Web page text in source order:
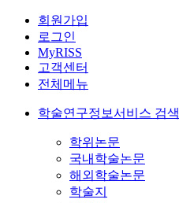
회원가입
로그인
MyRISS
고객센터
전체메뉴
학술연구정보서비스 검색
학위논문
국내학술논문
해외학술논문
학술지